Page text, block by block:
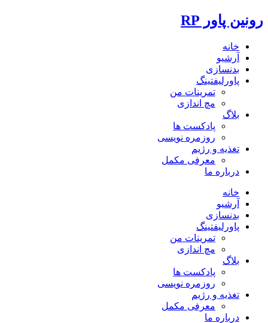
رونین پاور RP
خانه
آرشیو
بدنسازی
پاورلیفتینگ
تمرینات من
مچ اندازی
بلاگ
پادکست ها
روزمره نویسی
تغذیه و رژیم
معرفی مکمل
درباره ما
خانه
آرشیو
بدنسازی
پاورلیفتینگ
تمرینات من
مچ اندازی
بلاگ
پادکست ها
روزمره نویسی
تغذیه و رژیم
معرفی مکمل
درباره ما